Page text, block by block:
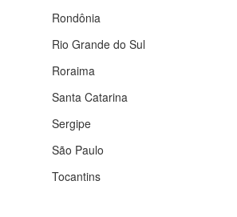
Rondônia
Rio Grande do Sul
Roraima
Santa Catarina
Sergipe
São Paulo
Tocantins